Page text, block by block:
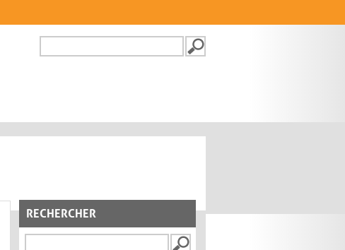
FORMULAIRE DE
RECHERCHER